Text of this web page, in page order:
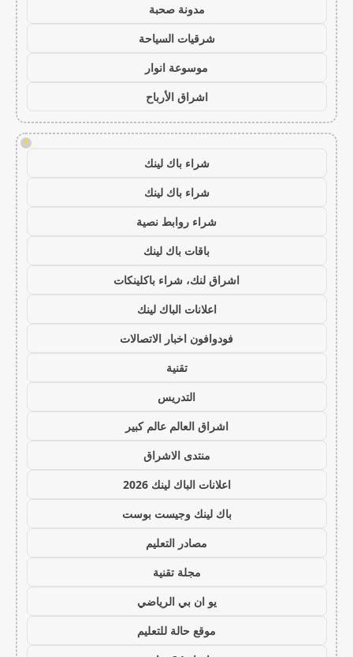
مدونة صحبة
شرقيات السياحة
موسوعة انوار
اشراق الأرباح
!
شراء باك لينك
شراء باك لينك
شراء روابط نصية
باقات باك لينك
اشراق لنك، شراء باكلينكات
اعلانات الباك لينك
فودوافون اخبار الاتصالات
تقنية
التدريس
اشراق العالم عالم كبير
منتدى الاشراق
اعلانات الباك لينك 2026
باك لينك وجيست بوست
مصادر التعليم
مجلة تقنية
يو ان بي الرياضي
موقع حالة للتعليم